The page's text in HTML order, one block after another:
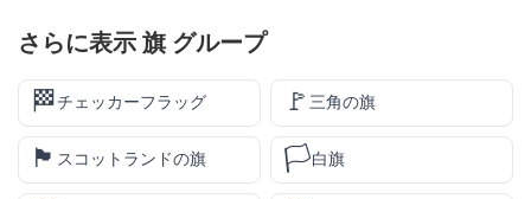
さらに表示 旗グループ
🏁チェッカーフラッグ 🚩 三角の旗
🏴󠁧󠁢󠁳󠁣󠁴󠁿 スコットランドの旗 🏳️白旗